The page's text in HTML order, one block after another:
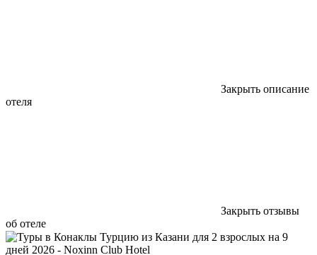
Закрыть описание
отеля
Закрыть отзывы
об отеле